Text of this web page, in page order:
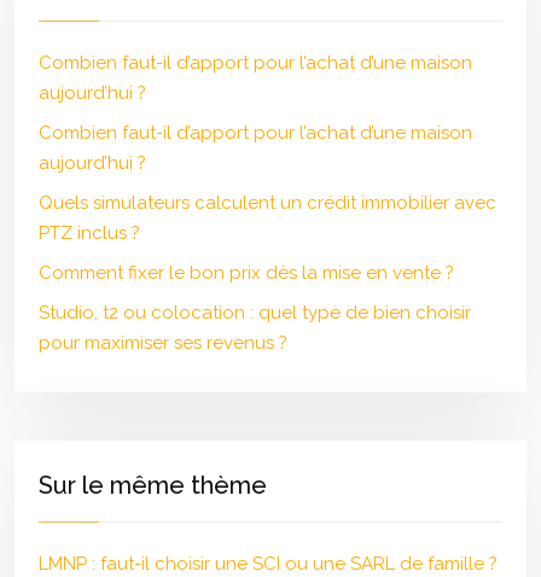
Combien faut-il d’apport pour l’achat d’une maison
aujourd’hui ?
Combien faut-il d’apport pour l’achat d’une maison
aujourd’hui ?
Quels simulateurs calculent un crédit immobilier avec
PTZ inclus ?
Comment fixer le bon prix dès la mise en vente ?
Studio, t2 ou colocation : quel type de bien choisir
pour maximiser ses revenus ?
Sur le même thème
LMNP : faut-il choisir une SCI ou une SARL de famille ?